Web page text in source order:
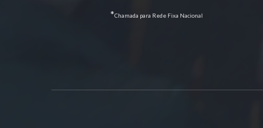
*Chamada para Rede Fixa Nacional